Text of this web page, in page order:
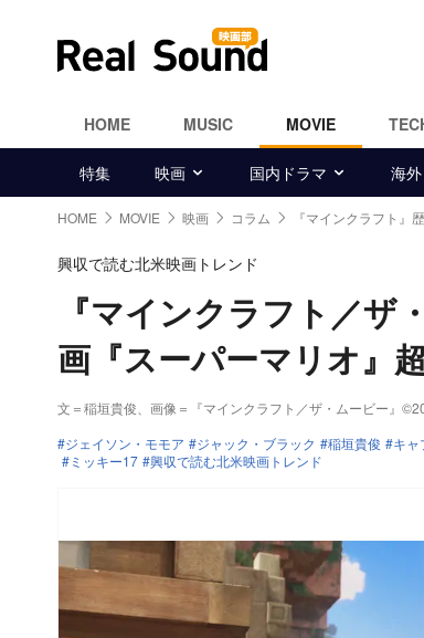
HOME MUSIC MOVIE
特集 映画 国内ドラマ 海
HOME MOVIE 映画 コラム 『マインクラフト』
興収で読む北米映画トレンド
『マインクラフト／
画『スーパーマリオ』
文＝稲垣貴俊 、画像＝『マインクラフト／ザ・ムービー』
ジェイソン・モモア
ジャック・ブラック 稲垣貴俊 キャ
ミッキー17
興収で読む北米映画トレンド